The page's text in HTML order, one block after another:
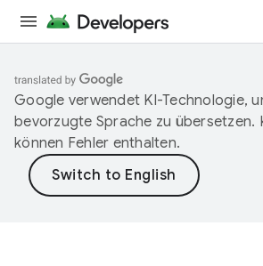
Google verwendet KI-Technologie,
bevorzugte Sprache zu übersetzen.
können Fehler enthalten.